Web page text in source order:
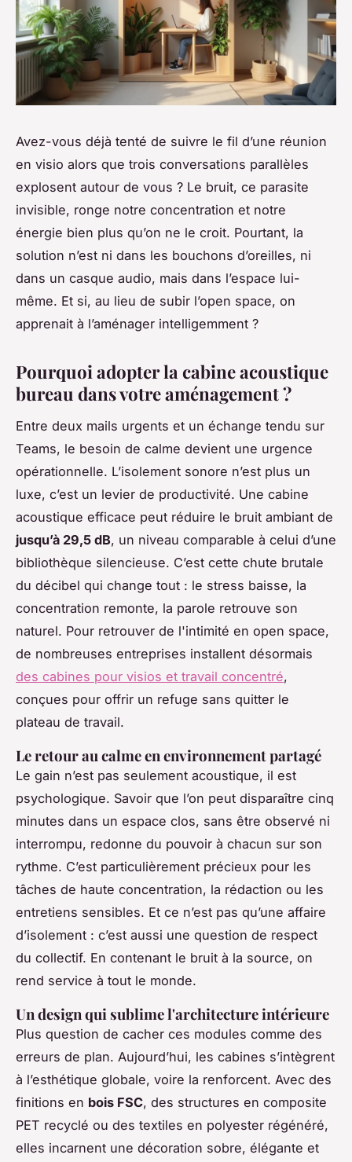
Avez-vous déjà tenté de suivre le fil d’une réunion
en visio alors que trois conversations parallèles
explosent autour de vous ? Le bruit, ce parasite
invisible, ronge notre concentration et notre
énergie bien plus qu’on ne le croit. Pourtant, la
solution n’est ni dans les bouchons d’oreilles, ni
dans un casque audio, mais dans l’espace lui-
même. Et si, au lieu de subir l’open space, on
apprenait à l’aménager intelligemment ?
Pourquoi adopter la cabine acoustique
bureau dans votre aménagement ?
Entre deux mails urgents et un échange tendu sur
Teams, le besoin de calme devient une urgence
opérationnelle. L’isolement sonore n’est plus un
luxe, c’est un levier de productivité. Une cabine
acoustique efficace peut réduire le bruit ambiant de
jusqu’à 29,5 dB, un niveau comparable à celui d’une
bibliothèque silencieuse. C’est cette chute brutale
du décibel qui change tout : le stress baisse, la
concentration remonte, la parole retrouve son
naturel. Pour retrouver de l'intimité en open space,
de nombreuses entreprises installent désormais
des cabines pour visios et travail concentré,
conçues pour offrir un refuge sans quitter le
plateau de travail.
Le retour au calme en environnement partagé
Le gain n’est pas seulement acoustique, il est
psychologique. Savoir que l’on peut disparaître cinq
minutes dans un espace clos, sans être observé ni
interrompu, redonne du pouvoir à chacun sur son
rythme. C’est particulièrement précieux pour les
tâches de haute concentration, la rédaction ou les
entretiens sensibles. Et ce n’est pas qu’une affaire
d’isolement : c’est aussi une question de respect
du collectif. En contenant le bruit à la source, on
rend service à tout le monde.
Un design qui sublime l'architecture intérieure
Plus question de cacher ces modules comme des
erreurs de plan. Aujourd’hui, les cabines s’intègrent
à l’esthétique globale, voire la renforcent. Avec des
finitions en bois FSC, des structures en composite
PET recyclé ou des textiles en polyester régénéré,
elles incarnent une décoration sobre, élégante et